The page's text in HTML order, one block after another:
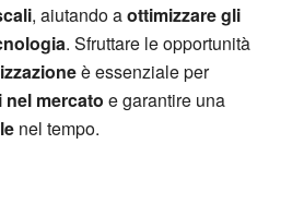
, aiutando aottimizzare gli
. Sfruttare le opportunità
è essenziale per
mercato e garantire una
nel tempo.